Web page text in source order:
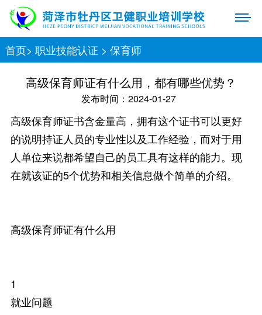
首页> 职业技能认证 > 保育师
高级保育师证有什么用，都有哪些优势？
发布时间：2024-01-27
高级保育师证书含金量高，拥有这个证书可以更好
的说明持证人员的专业性以及工作经验，而对于用
人单位来说都希望自己的员工具有这样的能力。现
在就该证的5个优势和相关信息做个简单的介绍。
高级保育师证有什么用
1
就业问题